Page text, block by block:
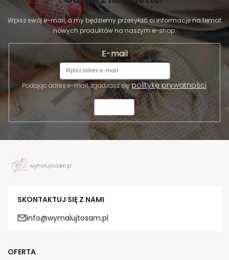
Wpisz swój e-mail, a my będziemy przesyłać ci informacje na temat
nowych produktów na naszym e-shop.
E-mail
Podając adres e-mail, zgadzasz siępolitykę prywatności.
SKONTAKTUJ SIĘ Z NAMI
info@wymalujtosam.pl
OFERTA